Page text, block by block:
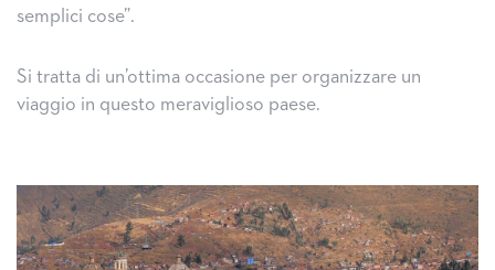
semplici cose”.
Si tratta di un’ottima occasione per organizzare un
viaggio in questo meraviglioso paese.